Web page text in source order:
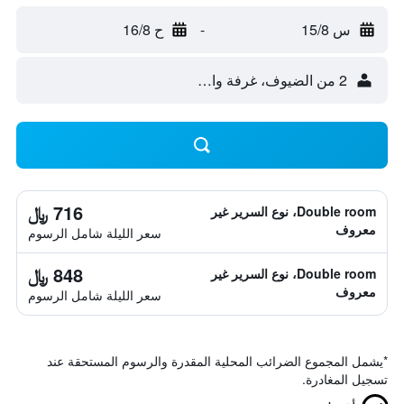
س 15/8 - ح 16/8
2 من الضيوف، غرفة واحدة
Double room، نوع السرير غير
معروف
716 ﷼
سعر الليلة شامل الرسوم
Double room، نوع السرير غير
معروف
848 ﷼
سعر الليلة شامل الرسوم
*يشمل المجموع الضرائب المحلية المقدرة والرسوم المستحقة عند
تسجيل المغادرة.